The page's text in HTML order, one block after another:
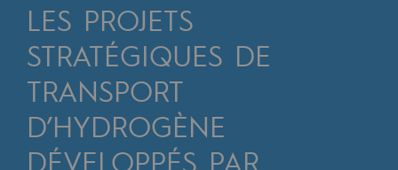
Un réseau local et européen
Une organisation adaptative et ouverte
Une organisation adaptative et
Digitalisation
Transversalité et Collaboratif
LES PROJETS
STRATÉGIQUES DE
TRANSPORT
D’HYDROGÈNE
DÉVELOPPÉS PAR